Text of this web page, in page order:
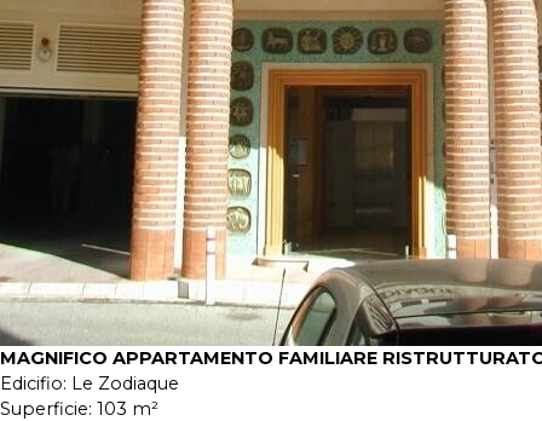
MAGNIFICO APPARTAMENTO FAMILIARE
Edicifio: Le Zodiaque
Superficie: 103 m²